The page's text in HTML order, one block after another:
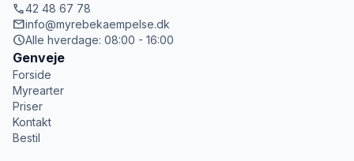
call42 48 67 78
mailinfo@myrebekaempelse.dk
scheduleAlle hverdage: 08:00 - 16:00
Genveje
Forside
Myrearter
Priser
Kontakt
Bestil